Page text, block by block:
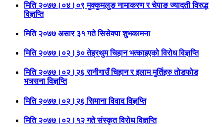
मिति २०७७।०४।०९ मुक्कुमलुङ नामाकरण र चेपाङ ज्यादती विरुद्ध
विज्ञप्ति
मिति २०७७ असार ३१ गते सिसेक्पा शुभकामना
मिति २०७७।०२।३० तेह्रथुम चिहान भत्काइएको विरोध विज्ञप्ति
मिति २०७७।०२।२६ रानीगाउँ चिहान र इलाम मुर्तिहरु तोडफोड
भत्र्सना विज्ञप्ति
मिति २०७७।०२।२६ सिमाना विवाद विज्ञप्ति
मिति २०७७।०२।१२ गते संस्कृत विरोध विज्ञप्ति